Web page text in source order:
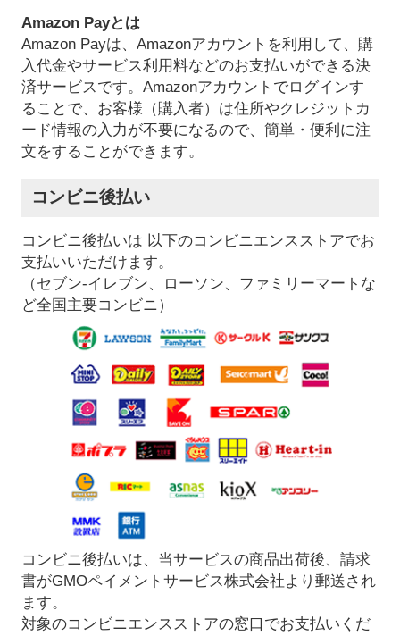
Amazon Payとは
Amazon Payは、Amazonアカウントを利用して、購
入代金やサービス利用料などのお支払いができる決
済サービスです。Amazonアカウントでログインす
ることで、お客様（購入者）は住所やクレジットカ
ード情報の入力が不要になるので、簡単・便利に注
文をすることができます。
コンビニ後払い
コンビニ後払いは 以下のコンビニエンスストアでお
支払いいただけます。
（セブン-イレブン、ローソン、ファミリーマートな
ど全国主要コンビニ）
コンビニ後払いは、当サービスの商品出荷後、請求
書がGMOペイメントサービス株式会社より郵送され
ます。
対象のコンビニエンスストアの窓口でお支払いくだ